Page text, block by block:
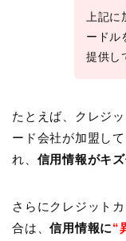
上記
ードル
提供し
たとえば、クレジ
ード会社が加盟し
れ、 信用情報がキ
さらにクレジット
合は、信用情報に“